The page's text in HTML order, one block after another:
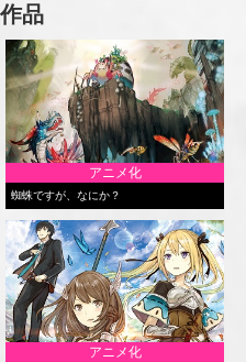
品
アニメ化
蜘蛛ですが、なにか？
アニメ化